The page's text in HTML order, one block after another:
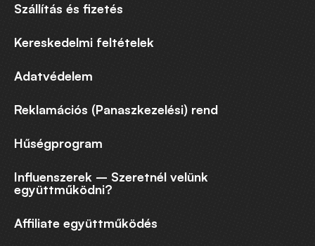
Szállítás és fizetés
Kereskedelmi feltételek
Adatvédelem
Reklamációs (Panaszkezelési) rend
Hűségprogram
Influenszerek – Szeretnél velünk
együttműködni?
Affiliate együttműködés